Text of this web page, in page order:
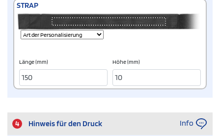
STRAP
Länge (mm) Höhe (mm)
4 Hinweis für den Druck Info